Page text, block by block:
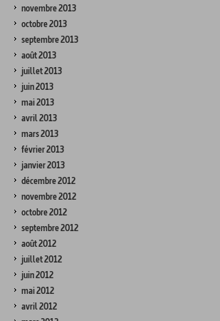
novembre 2013
octobre 2013
septembre 2013
août 2013
juillet 2013
juin 2013
mai 2013
avril 2013
mars 2013
février 2013
janvier 2013
décembre 2012
novembre 2012
octobre 2012
septembre 2012
août 2012
juillet 2012
juin 2012
mai 2012
avril 2012